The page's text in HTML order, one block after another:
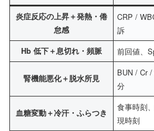
炎症反応の上昇＋発熱・倦
怠感
CRP /
訴
Hb 低下＋息切れ・頻脈 前回値、
腎機能悪化＋脱水所見
BUN / Cr /
分
血糖変動＋冷汗・ふらつき
食事時刻
現時刻